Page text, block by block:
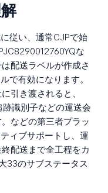
従い、通常CJPで始
な
配送ラベルが作成さ
で有効になります。
引き渡されると、
識別子などの運送会
などの第三者プラッ
ィブサポートし、運
配送まで全工程をカ
33のサブステータス